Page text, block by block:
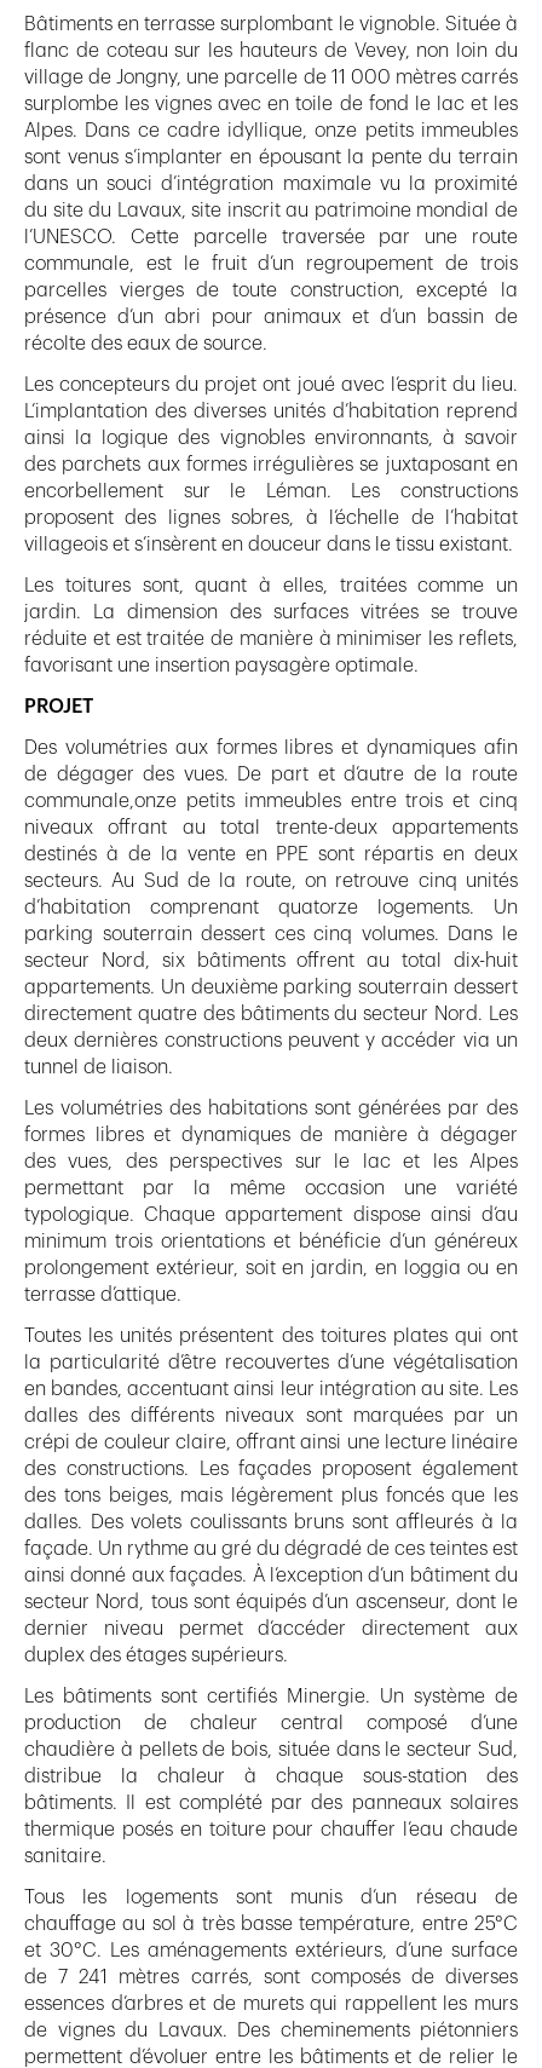
Bâtiments en terrasse surplombant le vignoble. Située à
flanc de coteau sur les hauteurs de Vevey, non loin du
village de Jongny, une parcelle de 11 000 mètres carrés
surplombe les vignes avec en toile de fond le lac et les
Alpes. Dans ce cadre idyllique, onze petits immeubles
sont venus s’implanter en épousant la pente du terrain
dans un souci d’intégration maximale vu la proximité
du site du Lavaux, site inscrit au patrimoine mondial de
l’UNESCO. Cette parcelle traversée par une route
communale, est le fruit d’un regroupement de trois
parcelles vierges de toute construction, excepté la
présence d’un abri pour animaux et d’un bassin de
récolte des eaux de source.
Les concepteurs du projet ont joué avec l’esprit du lieu.
L’implantation des diverses unités d’habitation reprend
ainsi la logique des vignobles environnants, à savoir
des parchets aux formes irrégulières se juxtaposant en
encorbellement sur le Léman. Les constructions
proposent des lignes sobres, à l’échelle de l’habitat
villageois et s’insèrent en douceur dans le tissu existant.
Les toitures sont, quant à elles, traitées comme un
jardin. La dimension des surfaces vitrées se trouve
réduite et est traitée de manière à minimiser les reflets,
favorisant une insertion paysagère optimale.
PROJET
Des volumétries aux formes libres et dynamiques afin
de dégager des vues. De part et d’autre de la route
communale,onze petits immeubles entre trois et cinq
niveaux offrant au total trente-deux appartements
destinés à de la vente en PPE sont répartis en deux
secteurs. Au Sud de la route, on retrouve cinq unités
d’habitation comprenant quatorze logements. Un
parking souterrain dessert ces cinq volumes. Dans le
secteur Nord, six bâtiments offrent au total dix-huit
appartements. Un deuxième parking souterrain dessert
directement quatre des bâtiments du secteur Nord. Les
deux dernières constructions peuvent y accéder via un
tunnel de liaison.
Les volumétries des habitations sont générées par des
formes libres et dynamiques de manière à dégager
des vues, des perspectives sur le lac et les Alpes
permettant par la même occasion une variété
typologique. Chaque appartement dispose ainsi d’au
minimum trois orientations et bénéficie d’un généreux
prolongement extérieur, soit en jardin, en loggia ou en
terrasse d’attique.
Toutes les unités présentent des toitures plates qui ont
la particularité d’être recouvertes d’une végétalisation
en bandes, accentuant ainsi leur intégration au site. Les
dalles des différents niveaux sont marquées par un
crépi de couleur claire, offrant ainsi une lecture linéaire
des constructions. Les façades proposent également
des tons beiges, mais légèrement plus foncés que les
dalles. Des volets coulissants bruns sont affleurés à la
façade. Un rythme au gré du dégradé de ces teintes est
ainsi donné aux façades. À l’exception d’un bâtiment du
secteur Nord, tous sont équipés d’un ascenseur, dont le
dernier niveau permet d’accéder directement aux
duplex des étages supérieurs.
Les bâtiments sont certifiés Minergie. Un système de
production de chaleur central composé d’une
chaudière à pellets de bois, située dans le secteur Sud,
distribue la chaleur à chaque sous-station des
bâtiments. Il est complété par des panneaux solaires
thermique posés en toiture pour chauffer l’eau chaude
sanitaire.
Tous les logements sont munis d’un réseau de
chauffage au sol à très basse température, entre 25°C
et 30°C. Les aménagements extérieurs, d’une surface
de 7 241 mètres carrés, sont composés de diverses
essences d’arbres et de murets qui rappellent les murs
de vignes du Lavaux. Des cheminements piétonniers
permettent d’évoluer entre les bâtiments et de relier le